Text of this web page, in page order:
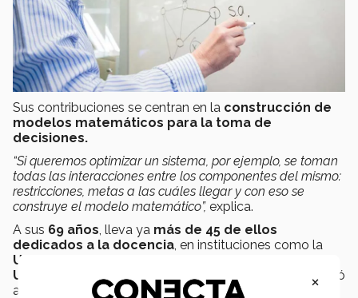
Sus contribuciones se centran en la construcción de
modelos matemáticos para la toma de
decisiones.
“Si queremos optimizar un sistema, por ejemplo, se toman
todas las interacciones entre los componentes del mismo:
restricciones, metas a las cuáles llegar y con eso se
construye el modelo matemático”, explica.
A sus 69 años, lleva ya más de 45 de ellos
dedicados a la docencia, en instituciones como la
Universidad Autónoma de Nuevo León
Universidad de Texas en Austin
y desde 1990 se unió
al
Tec de Monterrey , en su campus Monterrey.
×